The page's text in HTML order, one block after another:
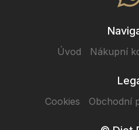
Úvod Nákupní
Cookies Obchodní